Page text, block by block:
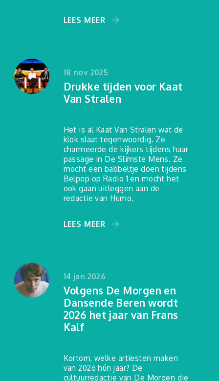
LEES MEER
18 nov 2025
Drukke tijden voor Kaat
Van Stralen
Het is al Kaat Van Stralen wat de
klok slaat tegenwoordig. Ze
charmeerde de kijkers tijdens haar
passage in De Slimste Mens. Ze
mocht een babbeltje doen tijdens
Belpop op Radio 1 en mocht het
ook gaan uitleggen aan de
redactie van Humo.
LEES MEER
14 jan 2026
Volgens De Morgen en
Dansende Beren wordt
2026 het jaar van Frans
Kalf
Kortom, welke artiesten maken
van 2026 hún jaar? De
cultuurredactie van De Morgen die